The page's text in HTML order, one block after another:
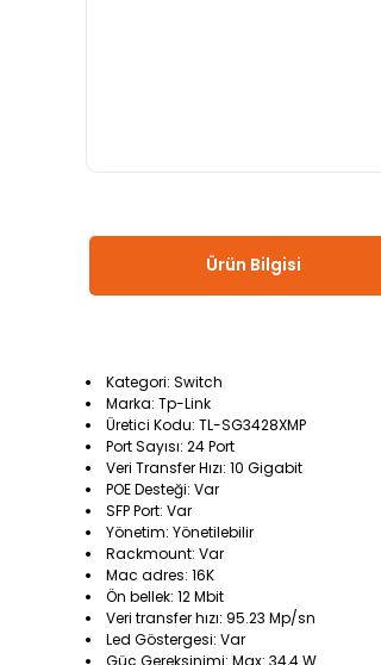
Ürün Bilgisi
Kategori: Switch
Marka: Tp-Link
Üretici Kodu: TL-SG3428XMP
Port Sayısı: 24 Port
Veri Transfer Hızı: 10 Gigabit
POE Desteği: Var
SFP Port: Var
Yönetim: Yönetilebilir
Rackmount: Var
Mac adres: 16K
Ön bellek: 12 Mbit
Veri transfer hızı: 95.23 Mp/sn
Led Göstergesi: Var
Güç Gereksinimi: Max: 34,4 W